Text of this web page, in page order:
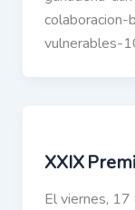
vulnerables-
XXIX
El viernes,